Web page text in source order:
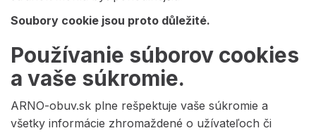
Soubory cookie jsou proto důležité.
Používanie súborov cookies
a vaše súkromie.
ARNO-obuv.sk plne rešpektuje vaše súkromie a
všetky informácie zhromaždené o užívateľoch či